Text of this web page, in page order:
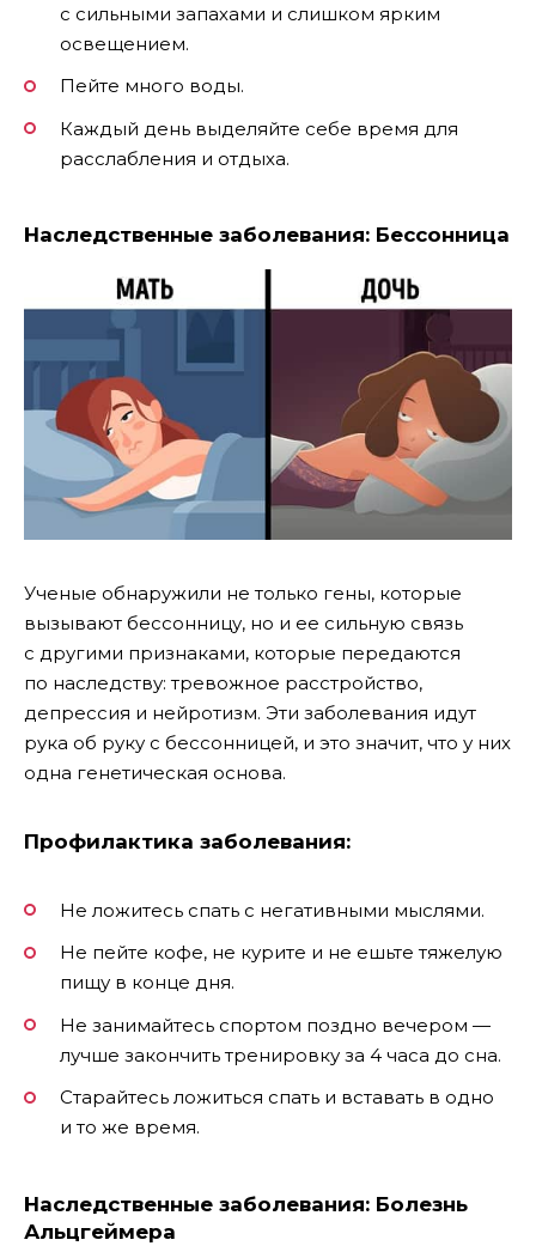
с сильными запахами и слишком ярким
освещением.
Пейте много воды.
Каждый день выделяйте себе время для
расслабления и отдыха.
Наследственные заболевания: Бессонница
Ученые обнаружили не только гены, которые
вызывают бессонницу, но и ее сильную связь
с другими признаками, которые передаются
по наследству: тревожное расстройство,
депрессия и нейротизм. Эти заболевания идут
рука об руку с бессонницей, и это значит, что у них
одна генетическая основа.
Профилактика заболевания:
Не ложитесь спать с негативными мыслями.
Не пейте кофе, не курите и не ешьте тяжелую
пищу в конце дня.
Не занимайтесь спортом поздно вечером —
лучше закончить тренировку за 4 часа до сна.
Старайтесь ложиться спать и вставать в одно
и то же время.
Наследственные заболевания: Болезнь
Альцгеймера